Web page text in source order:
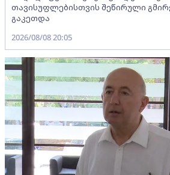
თავისუფლებისთვის შეწირული
გაკეთდა
2026/08/08 20:05